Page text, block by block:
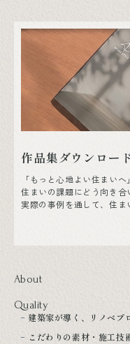
作品集ダウンロー
「もっと心地よい住まいへ」
住まいの課題にどう向き合
実際の事例を通して、住ま
About
Quality
建築家が導く、リノベプ
こだわりの素材・施工技